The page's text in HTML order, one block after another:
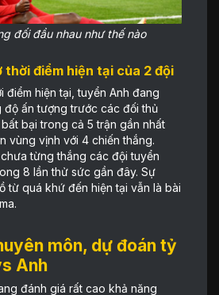
đối đầu nhau như thế nào
thời điểm hiện tại của 2 đội
điểm hiện tại, tuyển Anh đang
độ ấn tượng trước các đối thủ
bất bại trong cả 5 trận gần nhất
vùng vịnh với 4 chiến thắng.
từng thắng các đội tuyển
8 lần thử sức gần đây. Sự
từ quá khứ đến hiện tại vẫn là bài
môn, dự đoán tỷ
Anh
đánh giá rất cao khả năng